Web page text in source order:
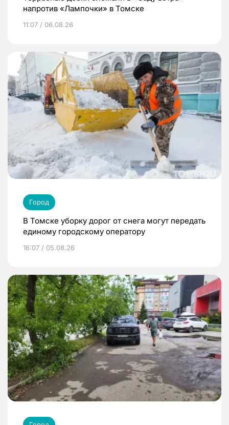
напротив «Лампочки» в Томске
11:07 / 06.08.26
Город
В Томске уборку дорог от снега могут передать
единому городскому оператору
16:07 / 05.08.26